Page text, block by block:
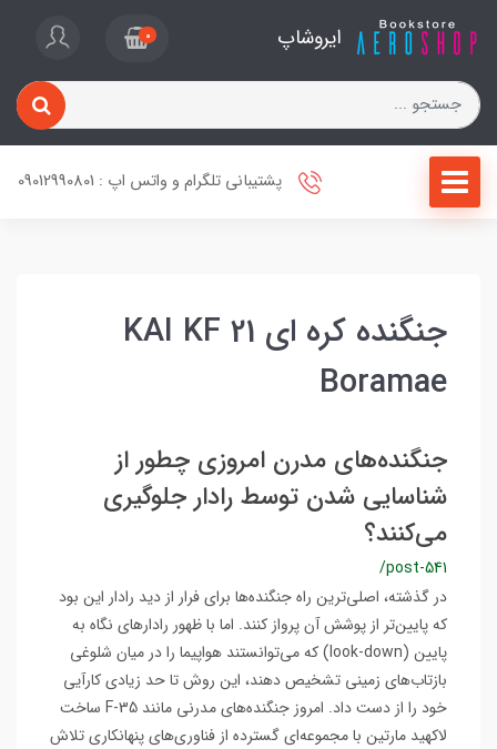
ایروشاپ 0
پشتیبانی تلگرام و واتس اپ : 09012990801
جنگنده کره ای KAI KF 21
Boramae
جنگنده‌های مدرن امروزی چطور از
شناسایی شدن توسط رادار جلوگیری
می‌کنند؟
/post-541
در گذشته، اصلی‌ترین راه جنگنده‌ها برای فرار از دید رادار این بود
که پایین‌تر از پوشش آن پرواز کنند. اما با ظهور رادارهای نگاه به
پایین (look-down) که می‌توانستند هواپیما را در میان شلوغی
بازتاب‌های زمینی تشخیص دهند، این روش تا حد زیادی کارآیی
خود را از دست داد. امروز جنگنده‌های مدرنی مانند F-35 ساخت
لاکهید مارتین با مجموعه‌ای گسترده از فناوری‌های پنهانکاری تلاش